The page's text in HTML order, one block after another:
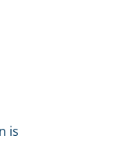
is